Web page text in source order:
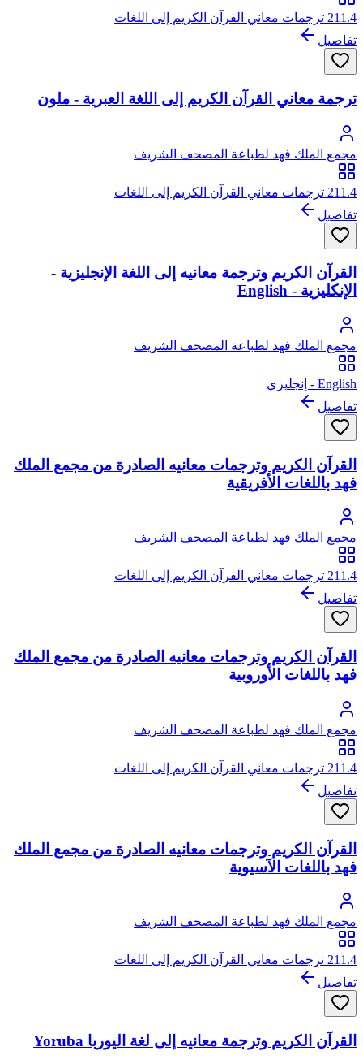
211.4 ترجمات معاني القرآن الكريم إلى اللغات
تفاصيل
ترجمة معاني القرآن الكريم إلى اللغة العبرية - ملون
مجمع الملك فهد لطباعة المصحف الشريف
211.4 ترجمات معاني القرآن الكريم إلى اللغات
تفاصيل
القرآن الكريم وترجمة معانيه إلى اللغة الإنجليزية -
الإنكليزية - English
مجمع الملك فهد لطباعة المصحف الشريف
English - إنجليزي
تفاصيل
القرآن الكريم وترجمات معانيه الصادرة من مجمع الملك
فهد باللغات الأفريقية
مجمع الملك فهد لطباعة المصحف الشريف
211.4 ترجمات معاني القرآن الكريم إلى اللغات
تفاصيل
القرآن الكريم وترجمات معانيه الصادرة من مجمع الملك
فهد باللغات الأوروبية
مجمع الملك فهد لطباعة المصحف الشريف
211.4 ترجمات معاني القرآن الكريم إلى اللغات
تفاصيل
القرآن الكريم وترجمات معانيه الصادرة من مجمع الملك
فهد باللغات الآسيوية
مجمع الملك فهد لطباعة المصحف الشريف
211.4 ترجمات معاني القرآن الكريم إلى اللغات
تفاصيل
القرآن الكريم وترجمة معانيه إلى لغة اليوربا Yoruba